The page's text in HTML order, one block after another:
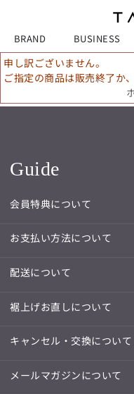
BRAND BUSINESS
申し訳ございません。
ご指定の商品は販売終了か
Guide
会員特典について
お支払い方法について
配送について
裾上げお直しについて
キャンセル・交換について
メールマガジンについて